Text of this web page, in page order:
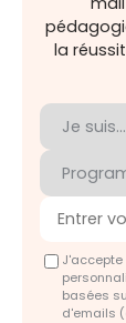
la
basées
d'emails